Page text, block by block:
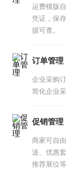
运费模版
凭证，保
据可查。
订单管理
企业采购
简化企业
促销管理
商家可自
送、优惠
推荐展位等